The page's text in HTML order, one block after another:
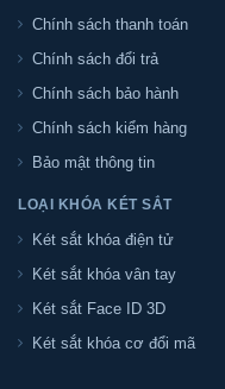
Chính sách thanh toán
Chính sách đổi trả
Chính sách bảo hành
Chính sách kiểm hàng
Bảo mật thông tin
LOẠI KHÓA KÉT SẮT
Két sắt khóa điện tử
Két sắt khóa vân tay
Két sắt Face ID 3D
Két sắt khóa cơ đổi mã